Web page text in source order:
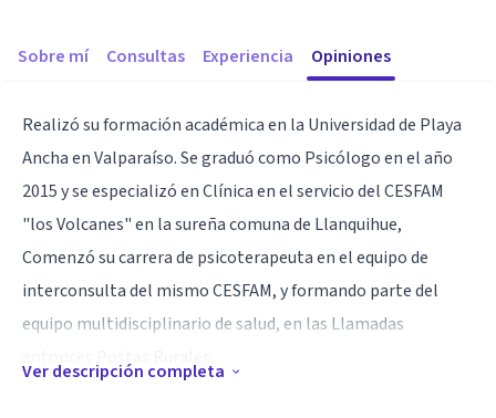
Sobre mí Consultas Experiencia Opiniones
Realizó su formación académica en la Universidad de Playa
Ancha en Valparaíso. Se graduó como Psicólogo en el año
2015 y se especializó en Clínica en el servicio del CESFAM
"los Volcanes" en la sureña comuna de Llanquihue,
Comenzó su carrera de psicoterapeuta en el equipo de
interconsulta del mismo CESFAM, y formando parte del
equipo multidisciplinario de salud, en las Llamadas
Ver descripción completa